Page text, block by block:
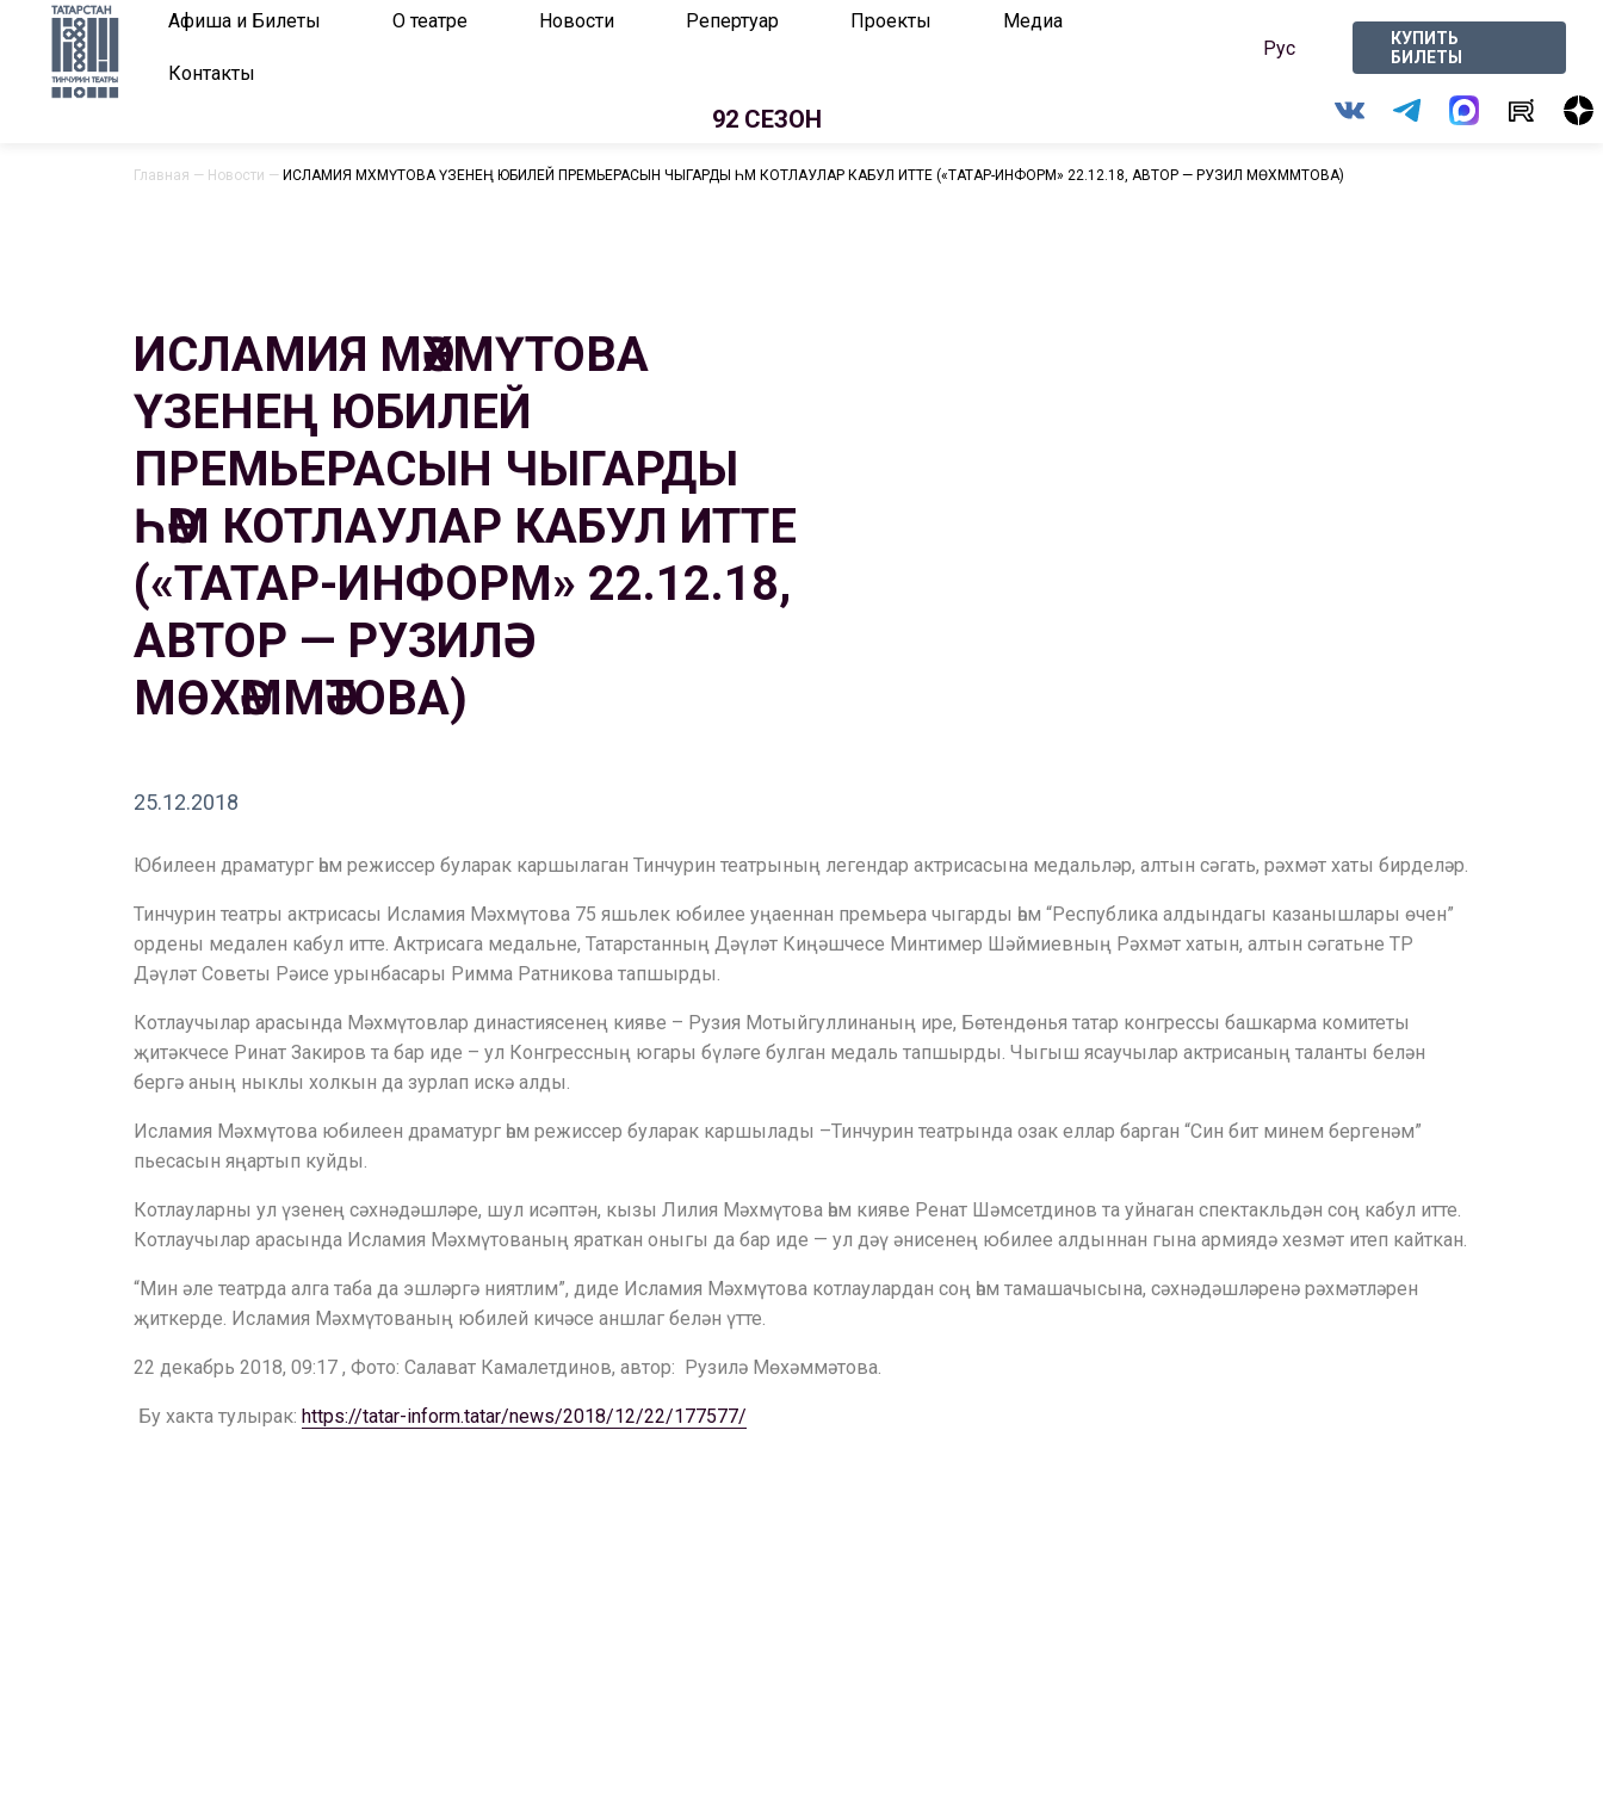
Афиша и Билеты О театре Новости Репертуар Проекты Медиа
Контакты
Рус
КУПИТЬ
БИЛЕТЫ
92 СЕЗОН
Главная — Новости — ИСЛАМИЯ МӘХМҮТОВА ҮЗЕНЕҢ ЮБИЛЕЙ ПРЕМЬЕРАСЫН ЧЫГАРДЫ ҺӘМ КОТЛАУЛАР КАБУЛ ИТТЕ («ТАТАР-ИНФОРМ» 22.12.18, АВТОР — РУЗИЛӘ МӨХӘММӘТОВА)
ИСЛАМИЯ МӘХМҮТОВА
ҮЗЕНЕҢ ЮБИЛЕЙ
ПРЕМЬЕРАСЫН ЧЫГАРДЫ
ҺӘМ КОТЛАУЛАР КАБУЛ ИТТЕ
(«ТАТАР-ИНФОРМ» 22.12.18,
АВТОР — РУЗИЛӘ
МӨХӘММӘТОВА)
25.12.2018
Юбилеен драматург һәм режиссер буларак каршылаган Тинчурин театрының легендар актрисасына медальләр, алтын сәгать, рәхмәт хаты бирделәр.
Тинчурин театры актрисасы Исламия Мәхмүтова 75 яшьлек юбилее уңаеннан премьера чыгарды һәм “Республика алдындагы казанышлары өчен”
ордены медален кабул итте. Актрисага медальне, Татарстанның Дәүләт Киңәшчесе Минтимер Шәймиевның Рәхмәт хатын, алтын сәгатьне ТР
Дәүләт Советы Рәисе урынбасары Римма Ратникова тапшырды.
Котлаучылар арасында Мәхмүтовлар династиясенең кияве – Рузия Мотыйгуллинаның ире, Бөтендөнья татар конгрессы башкарма комитеты
җитәкчесе Ринат Закиров та бар иде – ул Конгрессның югары бүләге булган медаль тапшырды. Чыгыш ясаучылар актрисаның таланты белән
бергә аның ныклы холкын да зурлап искә алды.
Исламия Мәхмүтова юбилеен драматург һәм режиссер буларак каршылады –Тинчурин театрында озак еллар барган “Син бит минем бергенәм”
пьесасын яңартып куйды.
Котлауларны ул үзенең сәхнәдәшләре, шул исәптән, кызы Лилия Мәхмүтова һәм кияве Ренат Шәмсетдинов та уйнаган спектакльдән соң кабул итте.
Котлаучылар арасында Исламия Мәхмүтованың яраткан оныгы да бар иде — ул дәү әнисенең юбилее алдыннан гына армиядә хезмәт итеп кайткан.
“Мин әле театрда алга таба да эшләргә ниятлим”, диде Исламия Мәхмүтова котлаулардан соң һәм тамашачысына, сәхнәдәшләренә рәхмәтләрен
җиткерде. Исламия Мәхмүтованың юбилей кичәсе аншлаг белән үтте.
22 декабрь 2018, 09:17 , Фото: Салават Камалетдинов, автор: Рузилә Мөхәммәтова.
Бу хакта тулырак: https://tatar-inform.tatar/news/2018/12/22/177577/